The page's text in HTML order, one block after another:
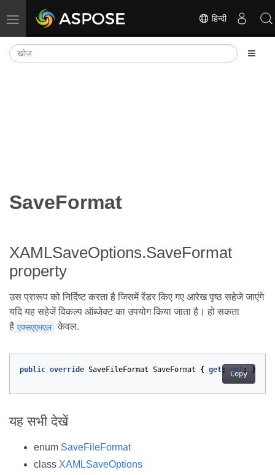
नेविगेशन टॉगल करें हिन्दी
SaveFormat
XAMLSaveOptions.SaveFormat
property
उस प्रारूप को निर्दिष्ट करता है जिसमें रेंडर किए गए आरेख पृष्ठ सहेजे जाएंगे
यदि यह सहेजें विकल्प ऑब्जेक्ट का उपयोग किया जाता है। हो सकता
है एक्सएएमएल केवल.
Copy
public override SaveFileFormat SaveFormat { get; set ; }
यह सभी देखें
enum SaveFileFormat
class XAMLSaveOptions